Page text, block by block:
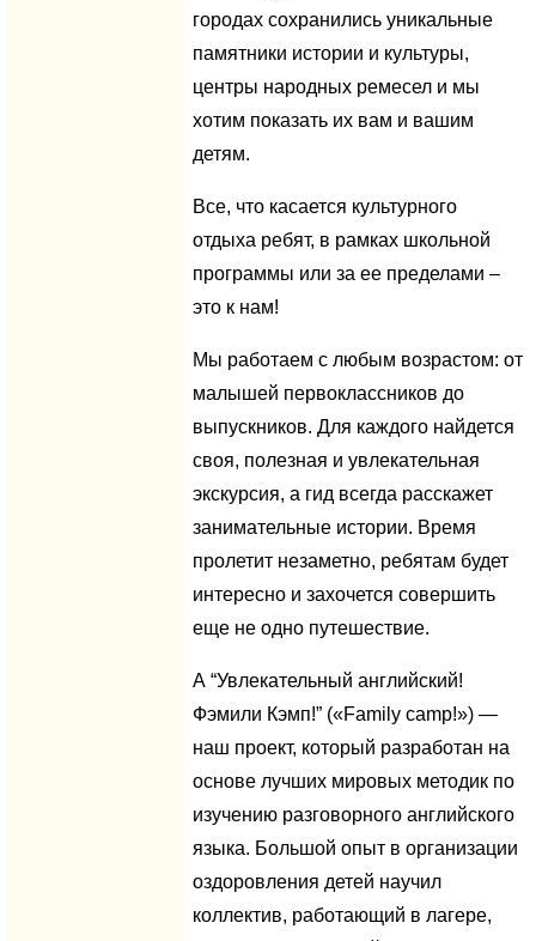
городах сохранились уникальные
памятники истории и культуры,
центры народных ремесел и мы
хотим показать их вам и вашим
детям.
Все, что касается культурного
отдыха ребят, в рамках школьной
программы или за ее пределами –
это к нам!
Мы работаем с любым возрастом: от
малышей первоклассников до
выпускников. Для каждого найдется
своя, полезная и увлекательная
экскурсия, а гид всегда расскажет
занимательные истории. Время
пролетит незаметно, ребятам будет
интересно и захочется совершить
еще не одно путешествие.
А “Увлекательный английский!
Фэмили Кэмп!” («Family camp!») —
наш проект, который разработан на
основе лучших мировых методик по
изучению разговорного английского
языка. Большой опыт в организации
оздоровления детей научил
коллектив, работающий в лагере,